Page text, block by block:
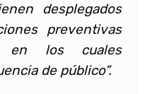
desplegados
preventivas
en los cuales
de público”.